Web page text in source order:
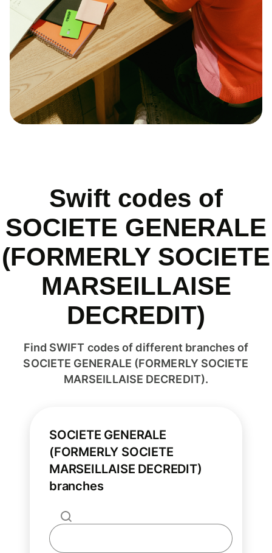
Swift codes of
SOCIETE GENERALE
(FORMERLY SOCIETE
MARSEILLAISE
DECREDIT)
Find SWIFT codes of different branches of
SOCIETE GENERALE (FORMERLY SOCIETE
MARSEILLAISE DECREDIT).
SOCIETE GENERALE
(FORMERLY SOCIETE
MARSEILLAISE DECREDIT)
branches